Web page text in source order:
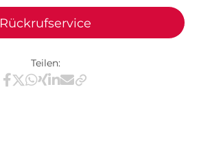
Rückrufservice
Teilen:
Teilen via Facebook
Teilen via X / Twitter
Teilen via WhatsApp
Teilen via Xing
Teilen via LinkedIn
Teilen via E-Mail